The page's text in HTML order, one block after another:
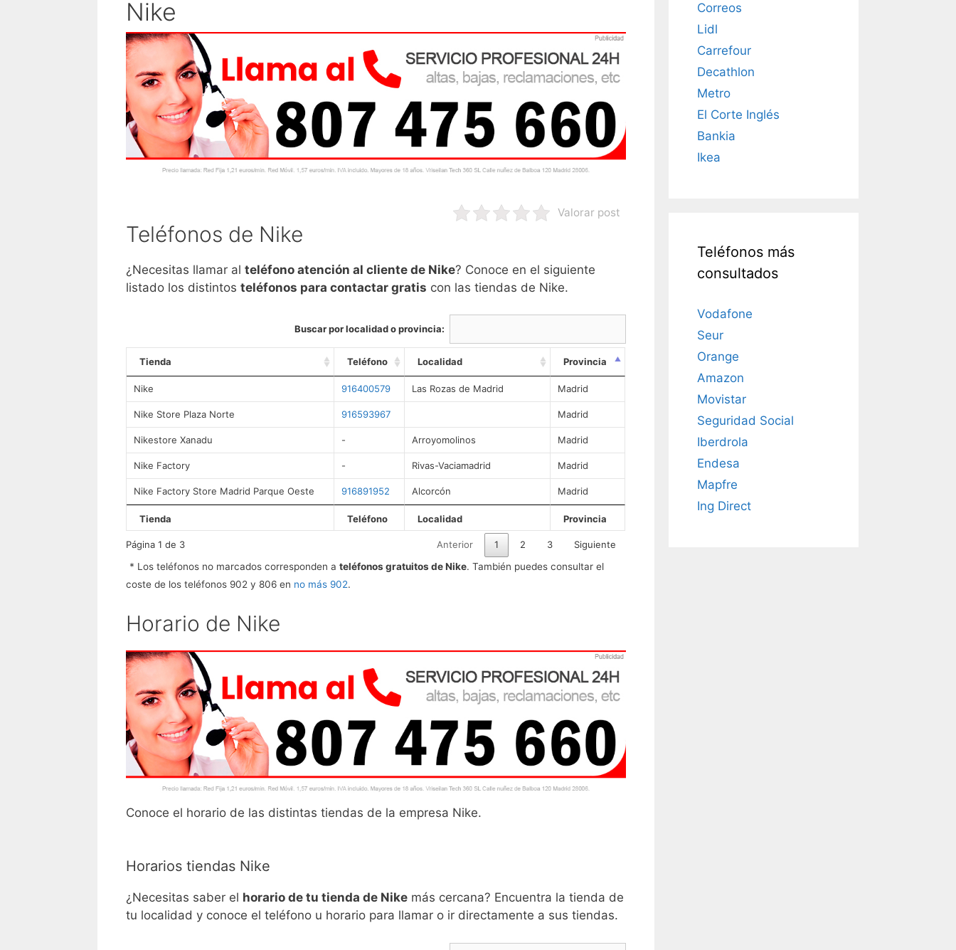
Nike
Valorar post
Teléfonos de Nike
¿Necesitas llamar al teléfono atención al cliente de Nike? Conoce en el siguiente
listado los distintos teléfonos para contactar gratis con las tiendas de Nike.
Buscar por localidad o provincia:
Tienda Teléfono Localidad Provincia
Nike 916400579 Las Rozas de Madrid Madrid
Nike Store Plaza Norte 916593967 Madrid
Nikestore Xanadu - Arroyomolinos Madrid
Nike Factory - Rivas-Vaciamadrid Madrid
Nike Factory Store Madrid Parque Oeste 916891952 Alcorcón Madrid
Tienda Teléfono Localidad Provincia
Página 1 de 3 Anterior 1 2 3
Siguiente
* Los teléfonos no marcados corresponden a teléfonos gratuitos de Nike. También puedes consultar el
coste de los teléfonos 902 y 806 en no más 902.
Horario de Nike
Conoce el horario de las distintas tiendas de la empresa Nike.
Horarios tiendas Nike
¿Necesitas saber el horario de tu tienda de Nike más cercana? Encuentra la tienda de
tu localidad y conoce el teléfono u horario para llamar o ir directamente a sus tiendas.
Correos
Lidl
Carrefour
Decathlon
Metro
El Corte Inglés
Bankia
Ikea
Teléfonos más
consultados
Vodafone
Seur
Orange
Amazon
Movistar
Seguridad Social
Iberdrola
Endesa
Mapfre
Ing Direct